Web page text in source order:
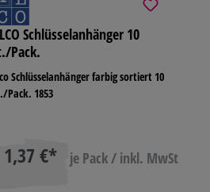
Schlüsselanhänger 10
Pack.
Schlüsselanhänger farbig sortiert 10
Pack. 1853
1,37 €* je Pack / inkl. MwSt